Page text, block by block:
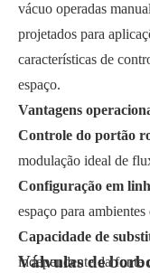
vácuo operadas
projetados para
características de
espaço.
Vantagens
Controle do portão
modulação ideal de
Configuração em
espaço para
Capacidade de
independente da fonte
Válvulas de